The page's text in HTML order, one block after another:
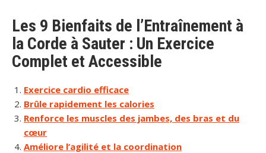
Les 9 Bienfaits de l’Entraînement à
la Corde à Sauter : Un Exercice
Complet et Accessible
Exercice cardio efficace
Brûle rapidement les calories
Renforce les muscles des jambes, des bras et du
cœur
Améliore l’agilité et la coordination